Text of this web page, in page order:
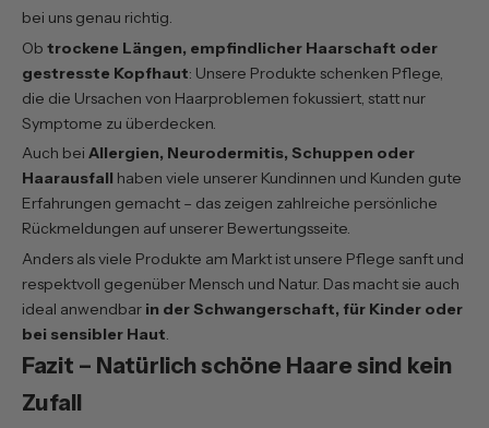
bei uns genau richtig.
Ob trockene Längen, empfindlicher Haarschaft oder
gestresste Kopfhaut: Unsere Produkte schenken Pflege,
die die Ursachen von Haarproblemen fokussiert, statt nur
Symptome zu überdecken.
Auch bei Allergien, Neurodermitis, Schuppen oder
Haarausfall haben viele unserer Kundinnen und Kunden gute
Erfahrungen gemacht – das zeigen zahlreiche persönliche
Rückmeldungen auf unserer Bewertungsseite.
Anders als viele Produkte am Markt ist unsere Pflege sanft und
respektvoll gegenüber Mensch und Natur. Das macht sie auch
ideal anwendbar in der Schwangerschaft, für Kinder oder
bei sensibler Haut.
Fazit – Natürlich schöne Haare sind kein
Zufall